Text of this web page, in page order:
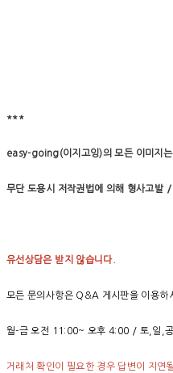
***
easy-going(이지고잉)의 모든 이미지
무단 도용시 저작권법에 의해 형사고발
유선상담은 받지 않습니다.
모든 문의사항은 Q&A 게시판을 이용하
월-금 오전 11:00~ 오후 4:00 / 토,일,
거래처 확인이 필요한 경우 답변이 지연